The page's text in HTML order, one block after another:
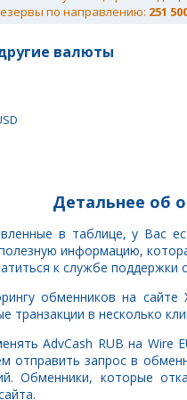
по направлению: 251
валюты
Детальнее об
в таблице, у Вас
информацию,
к службе
обменников на
транзакции в несколько
AdvCash RUB на
отправить запрос в
Обменники, которые